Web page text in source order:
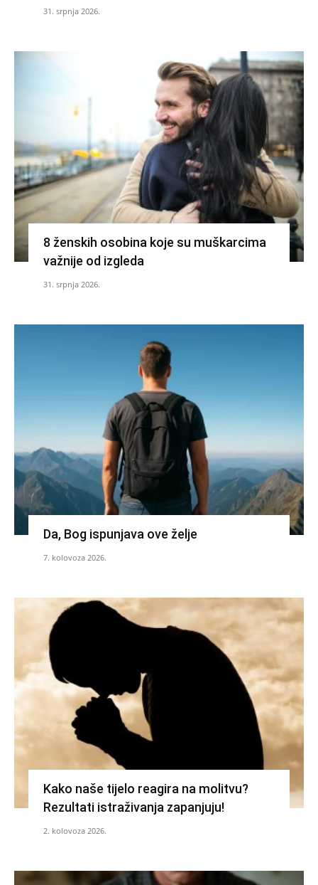
31. srpnja 2026.
8 ženskih osobina koje su muškarcima
važnije od izgleda
31. srpnja 2026.
Da, Bog ispunjava ove želje
7. kolovoza 2026.
Kako naše tijelo reagira na molitvu?
Rezultati istraživanja zapanjuju!
2. kolovoza 2026.